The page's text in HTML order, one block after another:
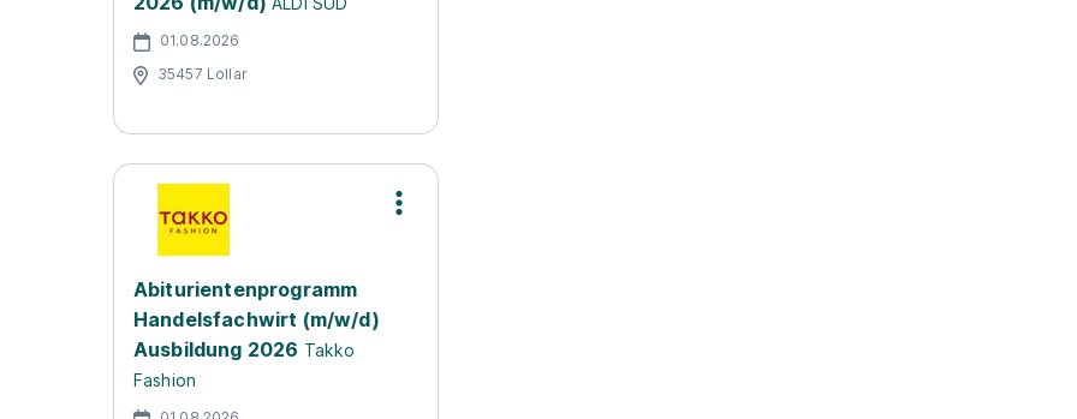
01.08.2026
35457 Lollar
Abiturientenprogramm
Handelsfachwirt (m/w/d)
Ausbildung 2026 Takko
Fashion